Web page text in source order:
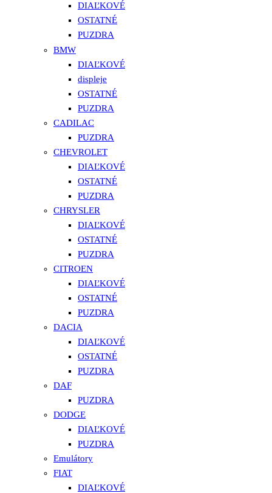
DIAĽKOVÉ
OSTATNÉ
PUZDRA
BMW
DIAĽKOVÉ
displeje
OSTATNÉ
PUZDRA
CADILAC
PUZDRA
CHEVROLET
DIAĽKOVÉ
OSTATNÉ
PUZDRA
CHRYSLER
DIAĽKOVÉ
OSTATNÉ
PUZDRA
CITROEN
DIAĽKOVÉ
OSTATNÉ
PUZDRA
DACIA
DIAĽKOVÉ
OSTATNÉ
PUZDRA
DAF
PUZDRA
DODGE
DIAĽKOVÉ
PUZDRA
Emulátory
FIAT
DIAĽKOVÉ